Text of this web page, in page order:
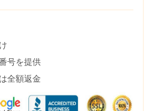
号を提供
全額返金